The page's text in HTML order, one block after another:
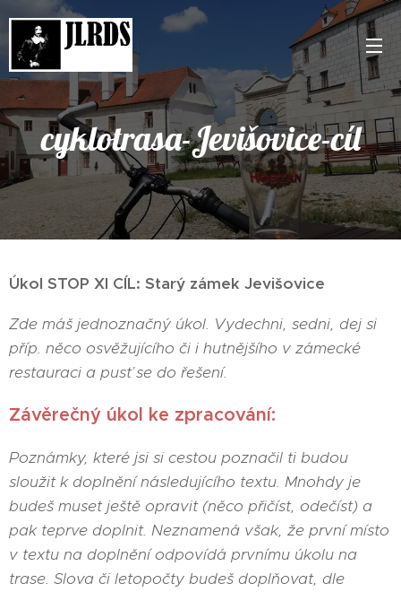
cyklotrasa-Jevišovice-cíl
Úkol STOP XI CÍL: Starý zámek Jevišovice
Zde máš jednoznačný úkol. Vydechni, sedni, dej si
příp. něco osvěžujícího či i hutnějšího v zámecké
restauraci a pusť se do řešení.
Závěrečný úkol ke zpracování:
Poznámky, které jsi si cestou poznačil ti budou
sloužit k doplnění následujícího textu. Mnohdy je
budeš muset ještě opravit (něco přičíst, odečíst) a
pak teprve doplnit. Neznamená však, že první místo
v textu na doplnění odpovídá prvnímu úkolu na
trase. Slova či letopočty budeš doplňovat, dle